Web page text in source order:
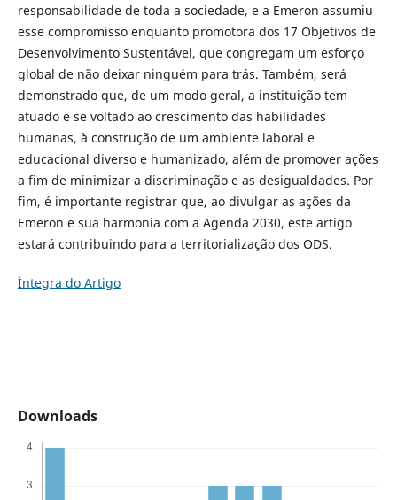
responsabilidade de toda a sociedade, e a Emeron assumiu
esse compromisso enquanto promotora dos 17 Objetivos de
Desenvolvimento Sustentável, que congregam um esforço
global de não deixar ninguém para trás. Também, será
demonstrado que, de um modo geral, a instituição tem
atuado e se voltado ao crescimento das habilidades
humanas, à construção de um ambiente laboral e
educacional diverso e humanizado, além de promover ações
a fim de minimizar a discriminação e as desigualdades. Por
fim, é importante registrar que, ao divulgar as ações da
Emeron e sua harmonia com a Agenda 2030, este artigo
estará contribuindo para a territorialização dos ODS.
Ìntegra do Artigo
Downloads